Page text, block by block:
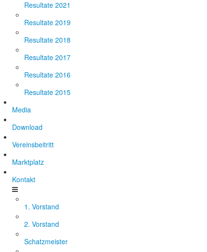
Resultate 2021
Resultate 2019
Resultate 2018
Resultate 2017
Resultate 2016
Resultate 2015
Media
Download
Vereinsbeitritt
Marktplatz
Kontakt
1. Vorstand
2. Vorstand
Schatzmeister